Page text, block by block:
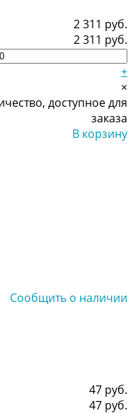
2 311 руб.
2 311 руб.
+
×
доступное для
заказа
В корзину
47 руб.
47 руб.
Сообщить о наличии